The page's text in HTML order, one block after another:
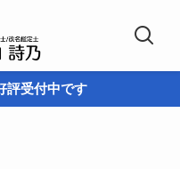
評受付中です